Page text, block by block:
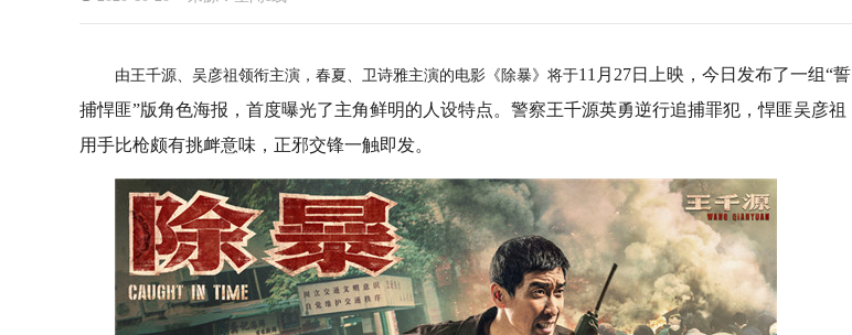
由王千源、吴彦祖领衔主演，春夏、卫诗雅主演的电影《除暴》将于11 月 27日上映，今日发布了一组“誓
捕悍匪”版角色海报，首度曝光了主角鲜明的人设特点。警察王千源英勇逆行追捕罪犯，悍匪吴彦祖
用手比枪颇有挑衅意味，正邪交锋一触即发。